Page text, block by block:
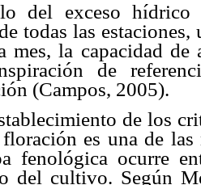
del exceso hídrico
todas las
mes, la capacidad
de
(Campos, 2005).
de los
floración es una de
fenológica ocurre
del cultivo. Según